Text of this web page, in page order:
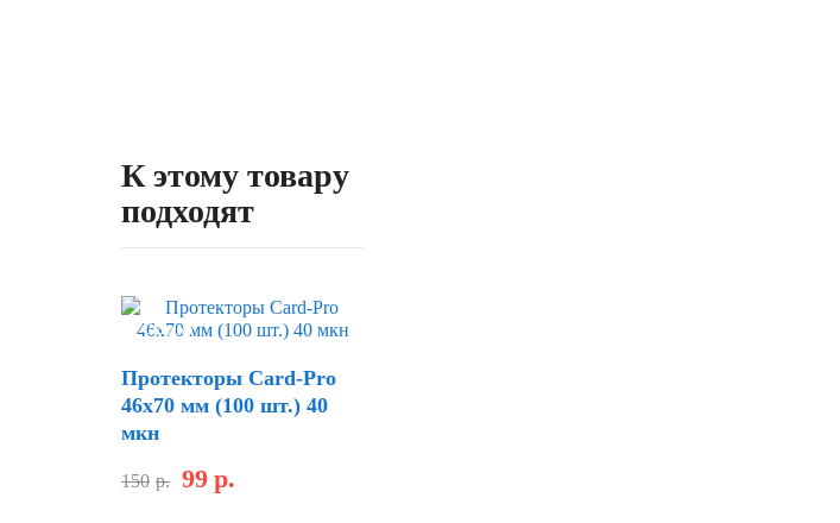
К этому товару
подходят
Скидка
Протекторы Card-Pro
46x70 мм (100 шт.) 40
мкн
150 р. 99 р.